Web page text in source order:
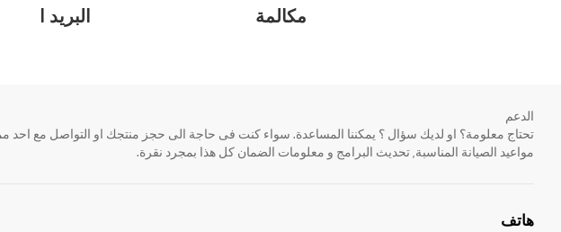
مكالمة البريد ا
الدعم
مواعيد الصيانة المناسبة, تحديث البرامج و معلومات الضمان كل هذا بمجرد نقرة.
هاتف